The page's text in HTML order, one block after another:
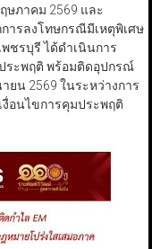
ษภาคม 2569 และ
ารลงโทษกรณีมีเหตุพิเศษ
พชรบุรี ได้ดำเนินการ
ระพฤติ พร้อมติดอุปกรณ์
ยน 2569 ในระหว่างการ
อนไขการคุมประพฤติ